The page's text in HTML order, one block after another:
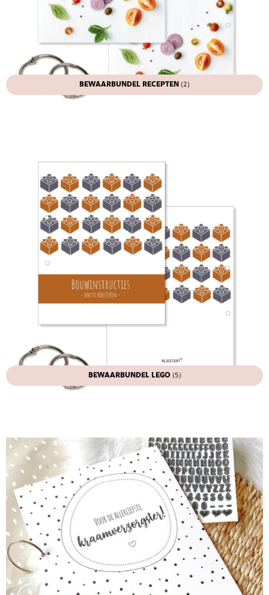
BEWAARBUNDEL RECEPTEN (2)
BEWAARBUNDEL LEGO (5)